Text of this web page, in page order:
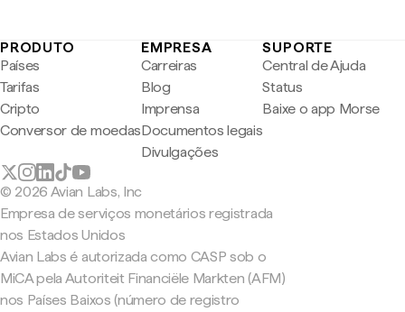
PRODUTO
Países
Tarifas
Cripto
Conversor de moedas
EMPRESA
Carreiras
Blog
Imprensa
Documentos legais
Divulgações
SUPORTE
Central de Ajuda
Status
Baixe o app Morse
© 2026 Avian Labs, Inc
Empresa de serviços monetários registrada
nos Estados Unidos
Avian Labs é autorizada como CASP sob o
MiCA pela Autoriteit Financiële Markten (AFM)
nos Países Baixos (número de registro